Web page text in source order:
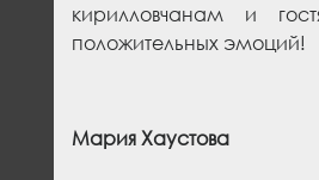
кирилловчанам и
положительных эмоций!
Мария Хаустова